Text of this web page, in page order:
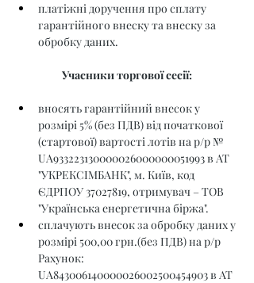
платіжні доручення про сплату
гарантійного внеску та внеску за
обробку даних.
Учасники торгової сесії:
вносять гарантійний внесок у
розмірі 5% (без ПДВ) від початкової
(стартової) вартості лотів на р/р №
UA933223130000026000000051993 в АТ
"УКРЕКСІМБАНК", м. Київ, код
ЄДРПОУ 37027819, отримувач – ТОВ
"Українська енергетична біржа".
сплачують внесок за обробку даних у
розмірі 500,00 грн.(без ПДВ) на р/р
Рахунок:
UA843006140000026002500454903 в АТ